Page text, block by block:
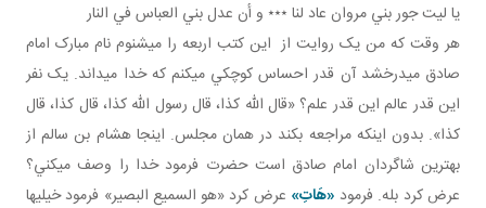
يا ليت جور بني مروان عاد لنا ٭٭٭ و أن عدل بني العباس في النار
هر وقت که من يک روايت از اين کتب اربعه را مي شنوم نام مبارک امام
صادق مي درخشد آن قدر احساس کوچکي مي کنم که خدا مي داند. يک نفر
اين قدر عالم اين قدر علم؟ «قال الله کذا، قال رسول الله کذا، قال کذا، قال
کذا». بدون اينکه مراجعه بکند در همان مجلس. اينجا هشام بن سالم از
بهترين شاگردان امام صادق است حضرت فرمود خدا را وصف مي کني؟
عرض کرد بله. فرمود «هَاتِ» عرض کرد «هو السميع البصير» فرمود خيلي ها